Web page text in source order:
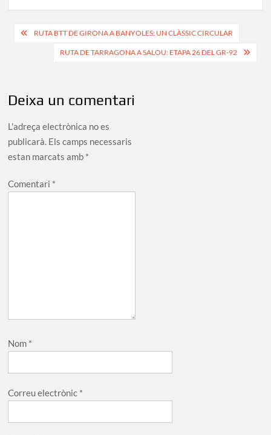
Navegació
d'entrades
RUTA BTT DE GIRONA A BANYOLES: UN CLÀSSIC CIRCULAR
RUTA DE TARRAGONA A SALOU: ETAPA 26 DEL GR-92
Deixa un comentari
L'adreça electrònica no es
publicarà. Els camps necessaris
estan marcats amb *
Comentari *
Nom *
Correu electrònic *